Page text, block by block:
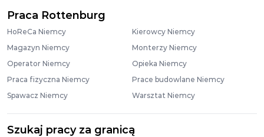
Praca Rottenburg
HoReCa Niemcy
Kierowcy Niemcy
Magazyn Niemcy
Monterzy Niemcy
Operator Niemcy
Opieka Niemcy
Praca fizyczna Niemcy
Prace budowlane Niemcy
Spawacz Niemcy
Warsztat Niemcy
Szukaj pracy za granicą